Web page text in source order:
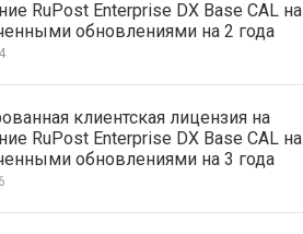
RuPost Enterprise DX Base CAL на
обновлениями на 2 года
клиентская лицензия на
RuPost Enterprise DX Base CAL на
обновлениями на 3 года